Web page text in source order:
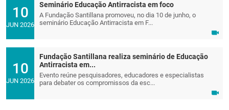
10
JUN 2026
Seminário Educação Antirracista em foco
A Fundação Santillana promoveu, no dia 10 de junho, o
seminário Educação Antirracista em F...
10
JUN 2026
Fundação Santillana realiza seminário de Educação
Antirracista em...
Evento reúne pesquisadores, educadores e especialistas
para debater os compromissos da esc...